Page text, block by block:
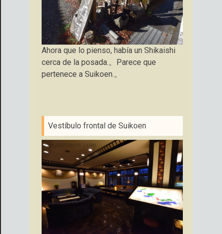
Ahora que lo pienso, había un Shikaishi
cerca de la posada.。Parece que
pertenece a Suikoen.。
Vestíbulo frontal de Suikoen